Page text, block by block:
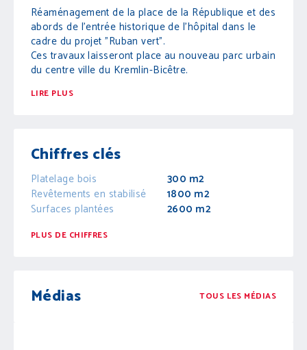
Réaménagement de la place de la République et des
abords de l’entrée historique de l’hôpital dans le
cadre du projet "Ruban vert".
Ces travaux laisseront place au nouveau parc urbain
du centre ville du Kremlin-Bicêtre.
LIRE PLUS
Chiffres clés
Platelage bois
300 m2
Revêtements en stabilisé
1800 m2
Surfaces plantées
2600 m2
PLUS DE CHIFFRES
Médias TOUS LES MÉDIAS